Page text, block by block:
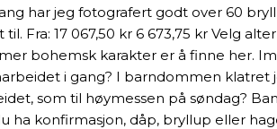
har jeg fotografert godt over 60
17 067,50 kr 6 673,75 kr Velg
bohemsk karakter er å finne her.
i gang? I barndommen
som til høymessen på søndag?
ha konfirmasjon, dåp, bryllup eller